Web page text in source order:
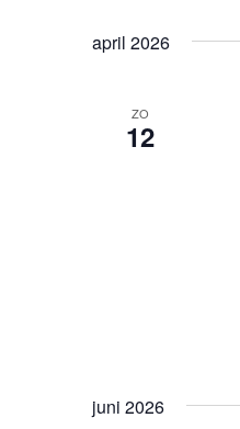
april 2026
ZO
12
juni 2026